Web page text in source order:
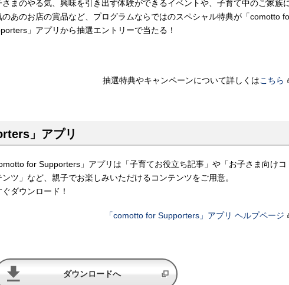
さまのやる気、興味を引き出す体験ができるイベントや、子育て中のご家族
のあのお店の賞品など、プログラムならではのスペシャル特典が「comotto
」アプリから抽選エントリーで当たる！
抽選特典やキャンペーンについて詳しくはこちら
」アプリ
for Supporters」アプリは「子育てお役立ち記事」や「お子さま向けコ
ンツ」など、親子でお楽しみいただけるコンテンツをご用意。
ダウンロード！
「comotto for Supporters」アプリ ヘルプページ
ダウンロードへ